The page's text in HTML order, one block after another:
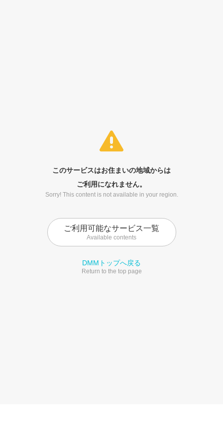
このサービスはお住まいの地域からは
ご利用になれません。
Sorry! This content is not available in your region.
ご利用可能なサービス一覧
Available contents
DMMトップへ戻る
Return to the top page